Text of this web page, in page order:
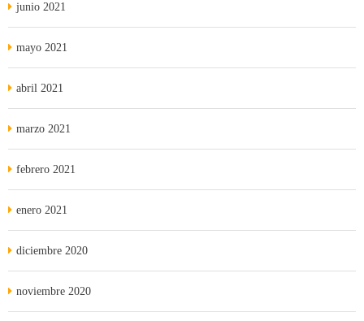
junio 2021
mayo 2021
abril 2021
marzo 2021
febrero 2021
enero 2021
diciembre 2020
noviembre 2020